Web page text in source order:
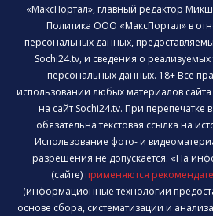
«МаксПортал», главный редактор
Политика ООО «МаксПортал» в
персональных данных,
Sochi24.tv, и сведения о
персональных данных. 18+ Все
использовании любых материалов
на сайт Sochi24.tv. При перепечатке
обязательна текстовая ссылка на
Использование фото- и
разрешения не допускается. «На
(сайте) применяются
(информационные технологии
основе сбора, систематизации и